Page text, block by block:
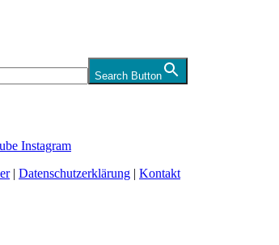
Search Button
Instagram
| Datenschutzerklärung | Kontakt